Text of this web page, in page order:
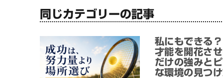
同じカテゴリーの記事
私にもできる
才能を開花さ
だけの強みと
な環境の見つ